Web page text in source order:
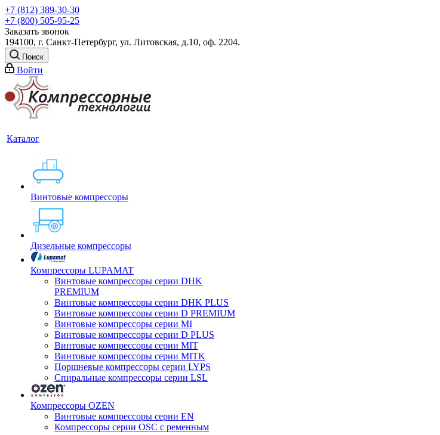
+7 (812) 389-30-30
+7 (800) 505-95-25
Заказать звонок
194100, г. Санкт-Петербург, ул. Литовская, д.10, оф. 2204.
Поиск
Войти
Каталог
Винтовые компрессоры
Дизельные компрессоры
Компрессоры LUPAMAT
Винтовые компрессоры серии DHK
PREMIUM
Винтовые компрессоры серии DHK PLUS
Винтовые компрессоры серии D PREMIUM
Винтовые компрессоры серии MI
Винтовые компрессоры серии D PLUS
Винтовые компрессоры серии MIT
Винтовые компрессоры серии MITK
Поршневые компрессоры серии LYPS
Спиральные компрессоры серии LSL
Компрессоры OZEN
Винтовые компрессоры серии EN
Компрессоры серии OSC с ременным